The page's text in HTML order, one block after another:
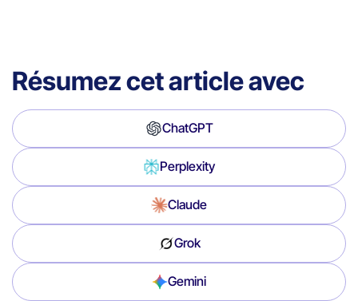
Résumez cet article avec
ChatGPT
Perplexity
Claude
Grok
Gemini